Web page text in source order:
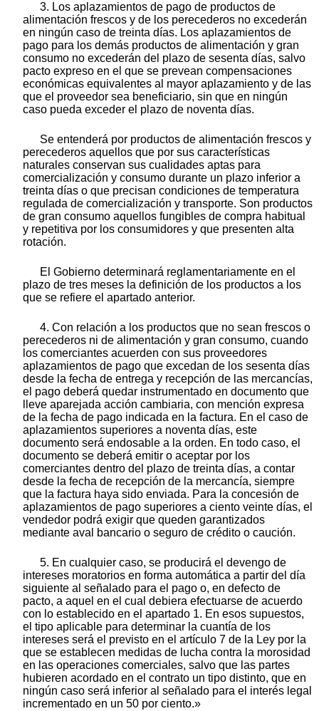
3. Los aplazamientos de pago de productos de
alimentación frescos y de los perecederos no excederán
en ningún caso de treinta días. Los aplazamientos de
pago para los demás productos de alimentación y gran
consumo no excederán del plazo de sesenta días, salvo
pacto expreso en el que se prevean compensaciones
económicas equivalentes al mayor aplazamiento y de las
que el proveedor sea beneficiario, sin que en ningún
caso pueda exceder el plazo de noventa días.
Se entenderá por productos de alimentación frescos y
perecederos aquellos que por sus características
naturales conservan sus cualidades aptas para
comercialización y consumo durante un plazo inferior a
treinta días o que precisan condiciones de temperatura
regulada de comercialización y transporte. Son productos
de gran consumo aquellos fungibles de compra habitual
y repetitiva por los consumidores y que presenten alta
rotación.
El Gobierno determinará reglamentariamente en el
plazo de tres meses la definición de los productos a los
que se refiere el apartado anterior.
4. Con relación a los productos que no sean frescos o
perecederos ni de alimentación y gran consumo, cuando
los comerciantes acuerden con sus proveedores
aplazamientos de pago que excedan de los sesenta días
desde la fecha de entrega y recepción de las mercancías,
el pago deberá quedar instrumentado en documento que
lleve aparejada acción cambiaria, con mención expresa
de la fecha de pago indicada en la factura. En el caso de
aplazamientos superiores a noventa días, este
documento será endosable a la orden. En todo caso, el
documento se deberá emitir o aceptar por los
comerciantes dentro del plazo de treinta días, a contar
desde la fecha de recepción de la mercancía, siempre
que la factura haya sido enviada. Para la concesión de
aplazamientos de pago superiores a ciento veinte días, el
vendedor podrá exigir que queden garantizados
mediante aval bancario o seguro de crédito o caución.
5. En cualquier caso, se producirá el devengo de
intereses moratorios en forma automática a partir del día
siguiente al señalado para el pago o, en defecto de
pacto, a aquel en el cual debiera efectuarse de acuerdo
con lo establecido en el apartado 1. En esos supuestos,
el tipo aplicable para determinar la cuantía de los
intereses será el previsto en el artículo 7 de la Ley por la
que se establecen medidas de lucha contra la morosidad
en las operaciones comerciales, salvo que las partes
hubieren acordado en el contrato un tipo distinto, que en
ningún caso será inferior al señalado para el interés legal
incrementado en un 50 por ciento.»